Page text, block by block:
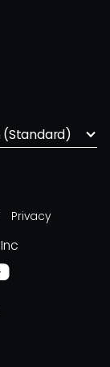
(Standard)
Privacy